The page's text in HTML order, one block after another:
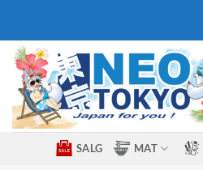
content
SALG MAT